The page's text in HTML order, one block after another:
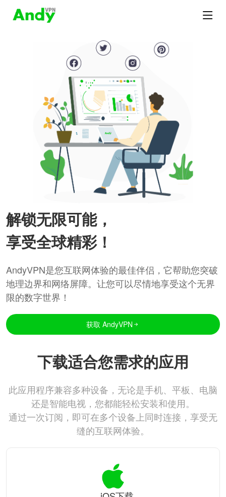
解锁无限可能，
享受全球精彩！
AndyVPN是您互联网体验的最佳伴侣，它帮助您突破
地理边界和网络屏障。让您可以尽情地享受这个无界
限的数字世界！
获取 AndyVPN
下载适合您需求的应用
此应用程序兼容多种设备，无论是手机、平板、电脑
还是智能电视，您都能轻松安装和使用。
通过一次订阅，即可在多个设备上同时连接，享受无
缝的互联网体验。